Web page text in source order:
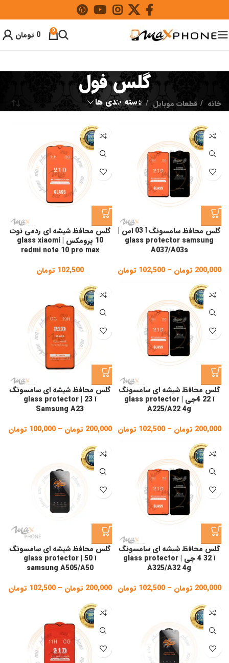
0
0 تومان
گلس فول
دسته بندی ها خانه قطعات موبایل گلس فول
گلس محافظ سامسونگ آ 03 اس |
glass protector samsung
A037/A03s
200,000 تومان –
102,500 تومان
102,500 تومان
through
200,000 تومان
گلس محافظ شیشه ای ردمی نوت
10 پرومکس | glass xiaomi
redmi note 10 pro max
102,500 تومان
گلس محافظ شیشه ای سامسونگ
آ 22 4جی | glass protector
A225/A22 4g
200,000 تومان –
102,500 تومان Price
102,500 تومان
through
200,000 تومان
گلس محافظ شیشه ای سامسونگ
آ 23 | glass protector
Samsung A23
200,000 تومان –
100,000 تومان
گلس محافظ شیشه ای سامسونگ
آ 32 4 جی | glass protector
A325/A32 4g
200,000 تومان –
102,500 تومان Price
102,500 تومان
through
200,000 تومان
گلس محافظ شیشه ای سامسونگ
آ 50 | glass protector
samsung A505/A50
200,000 تومان –
102,500 تومان